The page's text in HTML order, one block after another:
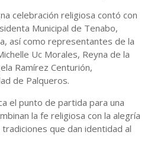
celebración religiosa contó con
Municipal de Tenabo,
así como representantes de la
Uc Morales, Reyna de la
Ramírez Centurión,
de Palqueros.
el punto de partida para una
la fe religiosa con la alegría
que dan identidad al